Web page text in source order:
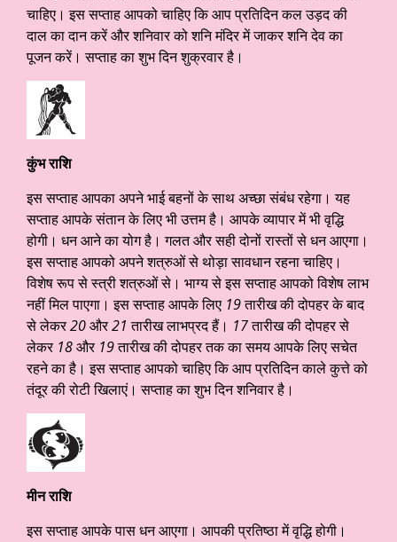
चाहिए। इस सप्ताह आपको चाहिए कि आप प्रतिदिन कल उड़द की
दाल का दान करें और शनिवार को शनि मंदिर में जाकर शनि देव का
पूजन करें। सप्ताह का शुभ दिन शुक्रवार है।
कुंभ राशि
इस सप्ताह आपका अपने भाई बहनों के साथ अच्छा संबंध रहेगा। यह
सप्ताह आपके संतान के लिए भी उत्तम है। आपके व्यापार में भी वृद्धि
होगी। धन आने का योग है। गलत और सही दोनों रास्तों से धन आएगा।
इस सप्ताह आपको अपने शत्रुओं से थोड़ा सावधान रहना चाहिए।
विशेष रूप से स्त्री शत्रुओं से। भाग्य से इस सप्ताह आपको विशेष लाभ
नहीं मिल पाएगा। इस सप्ताह आपके लिए 19तारीख की दोपहर के बाद
से लेकर20और21 तारीख लाभप्रद हैं। 17तारीख की दोपहर से
लेकर 18और 19तारीख की दोपहर तक का समय आपके लिए सचेत
रहने का है। इस सप्ताह आपको चाहिए कि आप प्रतिदिन काले कुत्ते को
तंदूर की रोटी खिलाएं। सप्ताह का शुभ दिन शनिवार है।
मीन राशि
इस सप्ताह आपके पास धन आएगा। आपकी प्रतिष्ठा में वृद्धि होगी।